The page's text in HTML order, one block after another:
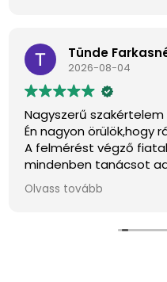
Tünde
2026-08-04
Nagyszerű
Én nagyon örülök,hogy
A felmérést végző
mindenben tanácsot
pontosak,kedvesek és
Köszönöm szépen.
Olvass tovább